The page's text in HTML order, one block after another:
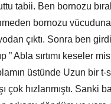
tabii. Ben bornozu
bornozu vücuduna
çıktı. Sonra ben
” Abla sırtımı keseler
üstünde Uzun bir t-
çok hızlanmıştı. Sanki